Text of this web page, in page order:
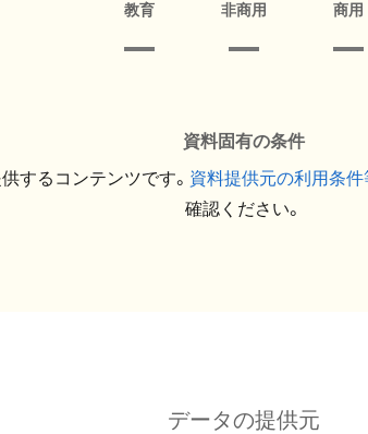
教育 非商用 商用
資料固有の条件
するコンテンツです。 資料提供元の利用条件
確認ください。
データの提供元